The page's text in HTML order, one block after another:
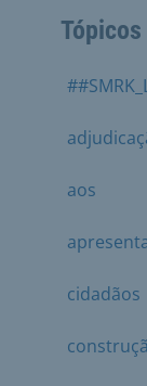
aos
cidadãos